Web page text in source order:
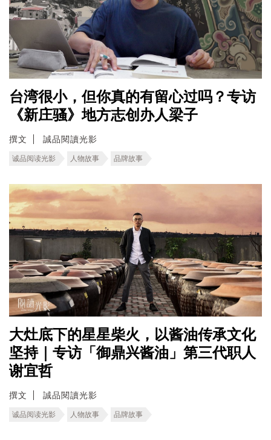
台湾很小，但你真的有留心过吗？专访
《新庄骚》地方志创办人梁子
撰文 誠品閱讀光影
诚品阅读光影 人物故事 品牌故事
大灶底下的星星柴火，以酱油传承文化
坚持｜专访「御鼎兴酱油」第三代职人
谢宜哲
撰文 誠品閱讀光影
诚品阅读光影 人物故事 品牌故事